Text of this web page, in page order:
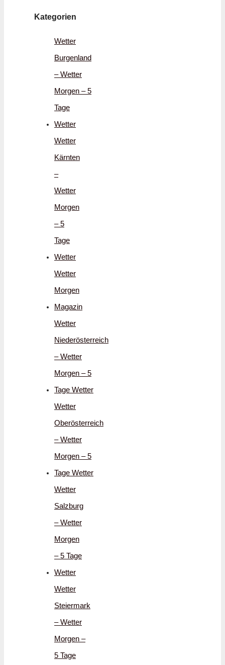
Kategorien
Wetter
Burgenland
– Wetter
Morgen – 5
Tage
Wetter
Wetter
Kärnten
–
Wetter
Morgen
– 5
Tage
Wetter
Wetter
Morgen
Magazin
Wetter
Niederösterreich
– Wetter
Morgen – 5
Tage Wetter
Wetter
Oberösterreich
– Wetter
Morgen – 5
Tage Wetter
Wetter
Salzburg
– Wetter
Morgen
– 5 Tage
Wetter
Wetter
Steiermark
– Wetter
Morgen –
5 Tage